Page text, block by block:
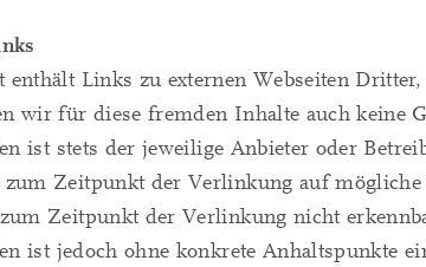
enthält Links zu externen Webseiten
wir für diese fremden Inhalte auch keine
ist stets der jeweilige Anbieter oder
zum Zeitpunkt der Verlinkung auf
Zeitpunkt der Verlinkung nicht
ist jedoch ohne konkrete Anhaltspunkte